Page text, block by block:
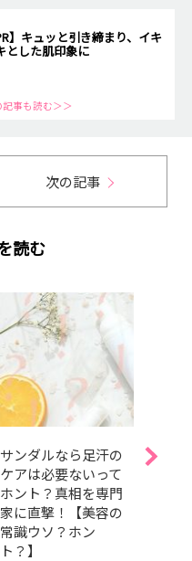
】キュッと引き締まり、イキ
とした肌印象に
記事も読む＞＞
次の記事
読む
サンダルなら足汗の
ケアは必要ないって
ホント？真相を専門
家に直撃！【美容の
常識ウソ？ホン
ト？】
今日